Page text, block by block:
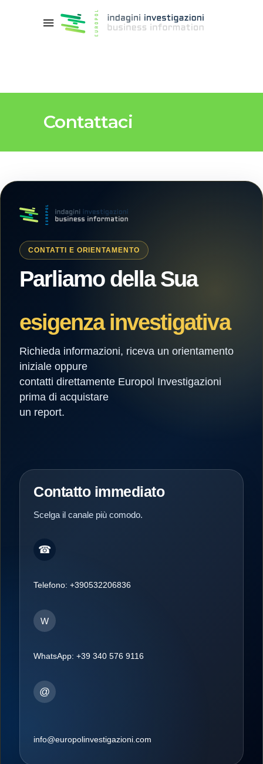
Contattaci
CONTATTI E ORIENTAMENTO
Parliamo della Sua
esigenza investigativa
Richieda informazioni, riceva un orientamento
iniziale oppure
contatti direttamente Europol Investigazioni
prima di acquistare
un report.
Contatto immediato
Scelga il canale più comodo.
☎
Telefono: +390532206836
W
WhatsApp: +39 340 576 9116
@
info@europolinvestigazioni.com